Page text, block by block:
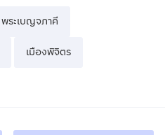
พระเบญจภาคี
เมืองพิจิตร